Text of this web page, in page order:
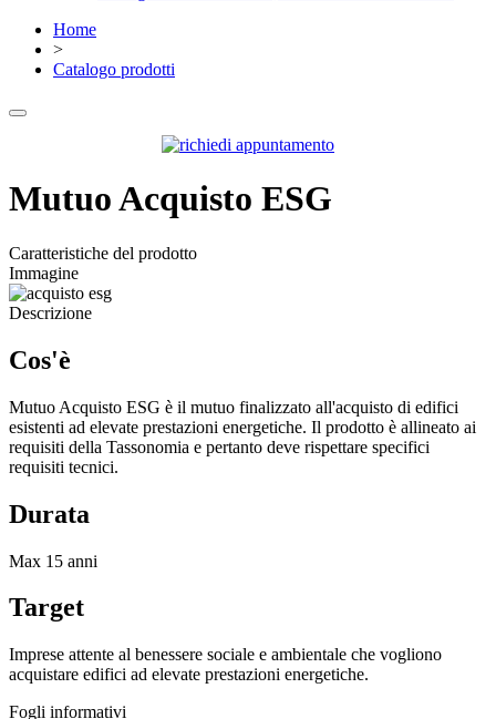
Home
>
Catalogo prodotti
Mutuo Acquisto ESG
Caratteristiche del prodotto
Immagine
Descrizione
Cos'è
Mutuo Acquisto ESG è il mutuo finalizzato all'acquisto di edifici
esistenti ad elevate prestazioni energetiche. Il prodotto è allineato ai
requisiti della Tassonomia e pertanto deve rispettare specifici
requisiti tecnici.
Durata
Max 15 anni
Target
Imprese attente al benessere sociale e ambientale che vogliono
acquistare edifici ad elevate prestazioni energetiche.
Fogli informativi